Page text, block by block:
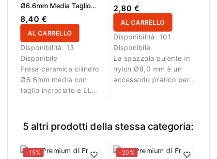
Ø6.6mm Media Taglio
Incrociato LL 12.7mm L/R
8,40 €
AL CARRELLO
Disponibilità: 13
Disponibile
Fresa ceramica cilindro
Ø6.6mm media con
taglio incrociato e LL
2,80 €
AL CARRELLO
Disponibilità: 101
Disponibile
La spazzola pulente in
nylon Ø8,0 mm è un
accessorio pratico per
rimuovere polvere,
residui di limatura e
tracce di prodotto in
modo rapido ed
5 altri prodotti della stessa categoria:
-15% -20%